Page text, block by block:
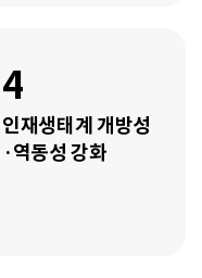
4
인재생태계 개방성
·역동성 강화